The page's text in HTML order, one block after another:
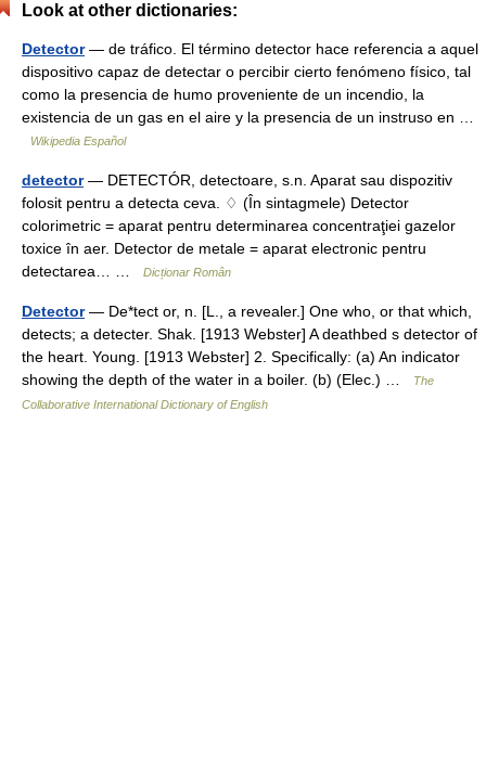
Look at other dictionaries:
Detector— de tráfico. El término detector hace referencia a aquel
dispositivo capaz de detectar o percibir cierto fenómeno físico, tal
como la presencia de humo proveniente de un incendio, la
existencia de un gas en el aire y la presencia de un instruso en …
Wikipedia Español
detector— DETECTÓR, detectoare, s.n. Aparat sau dispozitiv
folosit pentru a detecta ceva. ♢ (În sintagmele) Detector
colorimetric = aparat pentru determinarea concentraţiei gazelor
toxice în aer. Detector de metale = aparat electronic pentru
detectarea… …
Dicționar Român
Detector— De*tect or, n. [L., a revealer.] One who, or that which,
detects; a detecter. Shak. [1913 Webster] A deathbed s detector of
the heart. Young. [1913 Webster] 2. Specifically: (a) An indicator
showing the depth of the water in a boiler. (b) (Elec.) …
The
Collaborative International Dictionary of English